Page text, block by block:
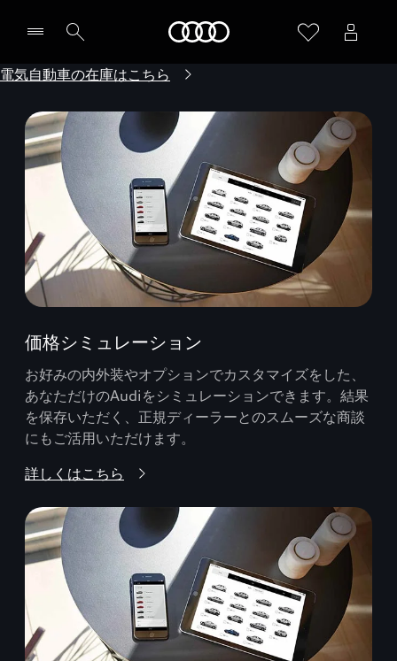
電気自動車の在庫はこちら
価格シミュレーション
お好みの内外装やオプションでカスタマイズをした、
あなただけのAudiをシミュレーションできます。結果
を保存いただく、正規ディーラーとのスムーズな商談
にもご活用いただけます。
詳しくはこちら